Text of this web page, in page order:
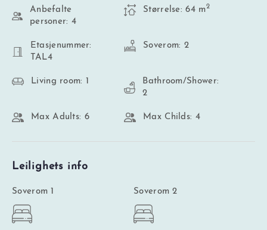
Anbefalte
personer: 4
Størrelse: 64 m2
Etasjenummer:
TAL4
Soverom: 2
Living room: 1
Bathroom/Shower:
2
Max Adults: 6 Max Childs: 4
Leilighets info
Soverom 1 Soverom 2